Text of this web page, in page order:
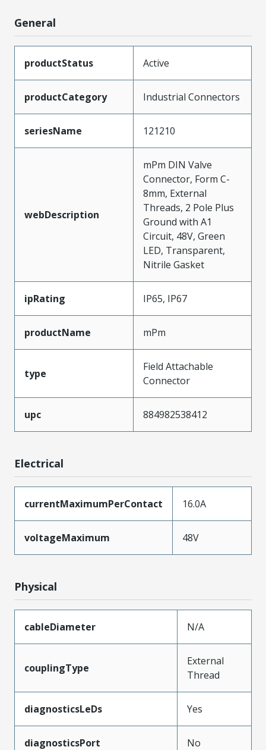
General
productStatus Active
productCategory Industrial Connectors
seriesName 121210
webDescription
mPm DIN Valve
Connector, Form C-
8mm, External
Threads, 2 Pole Plus
Ground with A1
Circuit, 48V, Green
LED, Transparent,
Nitrile Gasket
ipRating IP65, IP67
productName mPm
type
Field Attachable
Connector
upc 884982538412
Electrical
currentMaximumPerContact 16.0A
voltageMaximum 48V
Physical
cableDiameter N/A
couplingType
External
Thread
diagnosticsLeDs Yes
diagnosticsPort No